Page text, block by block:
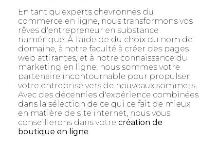
En tant qu'experts chevronnés du
commerce en ligne, nous transformons vos
rêves d'entrepreneur en substance
numérique. À l'aide de du choix du nom de
domaine, à notre faculté à créer des pages
web attirantes, et à notre connaissance du
marketing en ligne, nous sommes votre
partenaire incontournable pour propulser
votre entreprise vers de nouveaux sommets.
Avec des décennies d'expérience combinées
dans la sélection de ce qui ce fait de mieux
en matière de site internet, nous vous
conseillerons dans votre création de
boutique en ligne